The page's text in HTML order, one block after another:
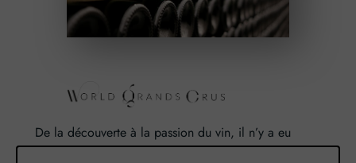
De la découverte à la passion du vin, il n’y a eu
qu’un pas. Un pas que nous avons franchi en faisant